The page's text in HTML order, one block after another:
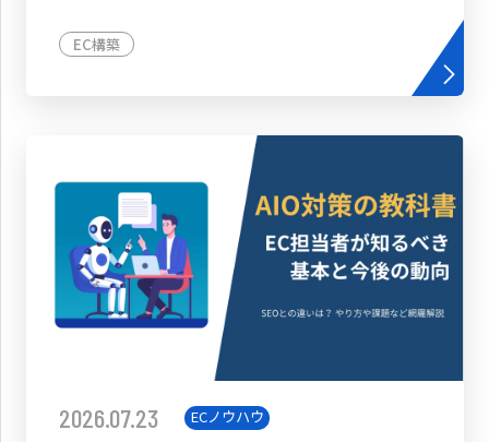
EC構築
2026.07.23 ECノウハウ